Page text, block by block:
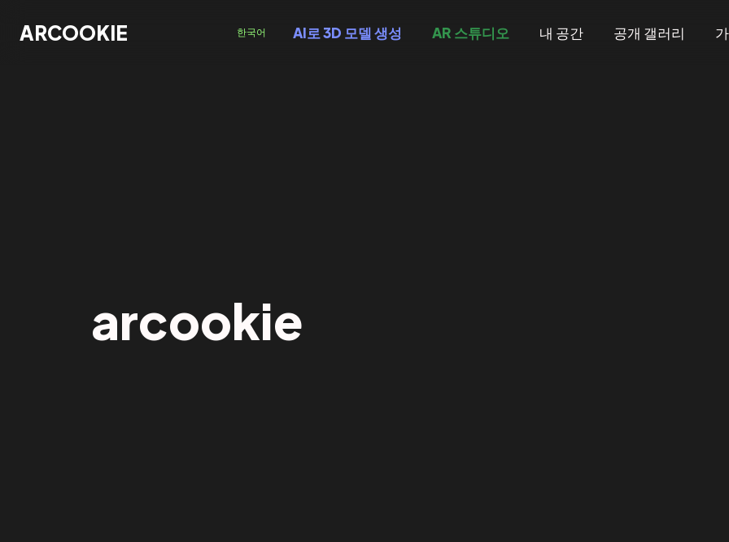
ARCOOKIE
ARCOOKIE 한국어 AI로 3D 모델 생성 AR 스튜디오 내 공간 공개 갤러리
arcookie